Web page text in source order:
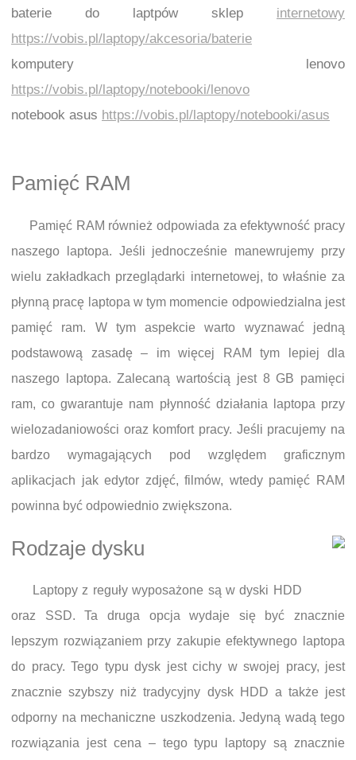
baterie do laptpów sklep internetowy
https://vobis.pl/laptopy/akcesoria/baterie
komputery lenovo
https://vobis.pl/laptopy/notebooki/lenovo
notebook asus https://vobis.pl/laptopy/notebooki/asus
Pamięć RAM
Pamięć RAM również odpowiada za efektywność pracy
naszego laptopa. Jeśli jednocześnie manewrujemy przy
wielu zakładkach przeglądarki internetowej, to właśnie za
płynną pracę laptopa w tym momencie odpowiedzialna jest
pamięć ram. W tym aspekcie warto wyznawać jedną
podstawową zasadę – im więcej RAM tym lepiej dla
naszego laptopa. Zalecaną wartością jest 8 GB pamięci
ram, co gwarantuje nam płynność działania laptopa przy
wielozadaniowości oraz komfort pracy. Jeśli pracujemy na
bardzo wymagających pod względem graficznym
aplikacjach jak edytor zdjęć, filmów, wtedy pamięć RAM
powinna być odpowiednio zwiększona.
Rodzaje dysku
Laptopy z reguły wyposażone są w dyski HDD
oraz SSD. Ta druga opcja wydaje się być znacznie
lepszym rozwiązaniem przy zakupie efektywnego laptopa
do pracy. Tego typu dysk jest cichy w swojej pracy, jest
znacznie szybszy niż tradycyjny dysk HDD a także jest
odporny na mechaniczne uszkodzenia. Jedyną wadą tego
rozwiązania jest cena – tego typu laptopy są znacznie